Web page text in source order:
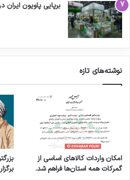
برپایی پاویون ایران
نوشته‌های تازه
امکان واردات کالاهای اساسی از
گمرکات همه استان‌ها فراهم شد.